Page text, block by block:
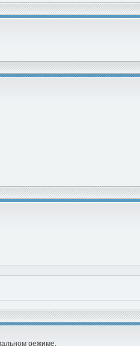
режиме.